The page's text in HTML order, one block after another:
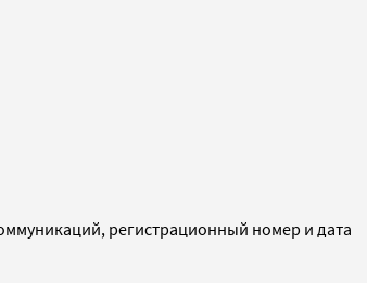
регистрационный номер и дата